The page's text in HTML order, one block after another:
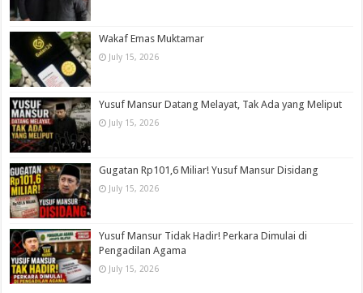
Wakaf Emas Muktamar
July 15, 2026
Yusuf Mansur Datang Melayat, Tak Ada yang Meliput
July 15, 2026
Gugatan Rp101,6 Miliar! Yusuf Mansur Disidang
July 15, 2026
Yusuf Mansur Tidak Hadir! Perkara Dimulai di
Pengadilan Agama
July 15, 2026